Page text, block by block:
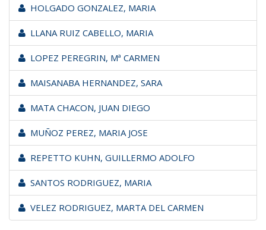
HOLGADO GONZALEZ, MARIA
LLANA RUIZ CABELLO, MARIA
LOPEZ PEREGRIN, Mª CARMEN
MAISANABA HERNANDEZ, SARA
MATA CHACON, JUAN DIEGO
MUÑOZ PEREZ, MARIA JOSE
REPETTO KUHN, GUILLERMO ADOLFO
SANTOS RODRIGUEZ, MARIA
VELEZ RODRIGUEZ, MARTA DEL CARMEN